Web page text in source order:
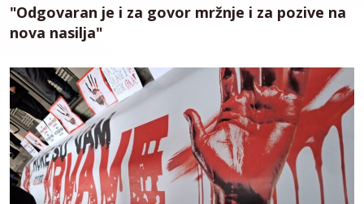
"Odgovaran je i za govor mržnje i za pozive na
nova nasilja"